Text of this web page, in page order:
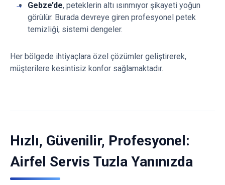
Gebze’de, peteklerin altı ısınmıyor şikayeti yoğun
görülür. Burada devreye giren profesyonel petek
temizliği, sistemi dengeler.
Her bölgede ihtiyaçlara özel çözümler geliştirerek,
müşterilere kesintisiz konfor sağlamaktadır.
Hızlı, Güvenilir, Profesyonel:
Airfel Servis Tuzla Yanınızda